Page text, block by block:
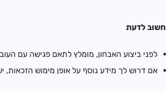
חשוב לדעת
לפני ביצוע האבחון, מומלץ לתאם פגישה עם
אם דרוש לך מידע נוסף על אופן מימוש הזכאות,